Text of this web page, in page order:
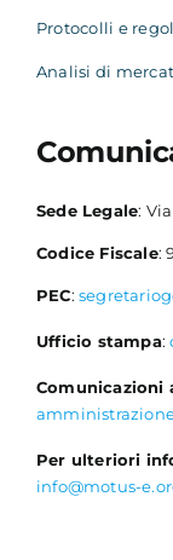
Protocolli e
Analisi di
Sede Legale:
Codice Fiscale:
PEC:
Ufficio stampa:
Comunicazioni
Per ulteriori
info@motus-